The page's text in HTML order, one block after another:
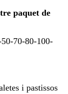
paquet de
70-80-100-
i pastissos